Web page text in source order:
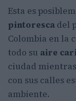
Esta es
pintoresca del
Colombia en la
todo su aire
ciudad
con sus calles
ambiente.